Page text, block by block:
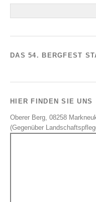
DAS 54. BERGFEST
HIER FINDEN SIE UNS
Oberer Berg, 08258
(Gegenüber